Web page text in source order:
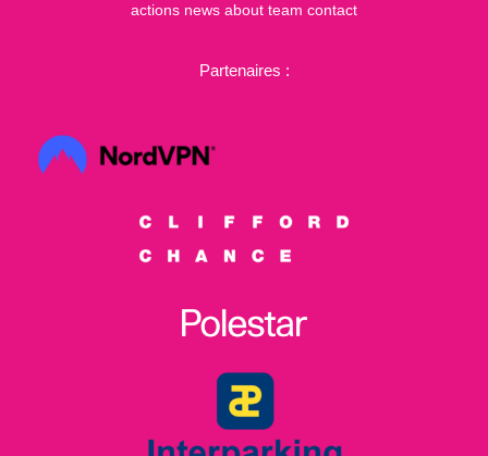
actions news about team contact
Partenaires :